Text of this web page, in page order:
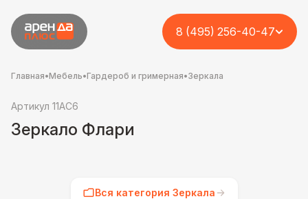
8 (495) 256-40-47
Главная•Мебель•Гардероб и гримерная•Зеркала
Артикул 11AC6
Зеркало Флари
Вся категория Зеркала